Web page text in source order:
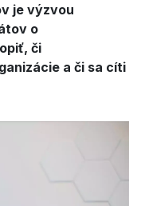
je výzvou
o
či
a či sa cíti